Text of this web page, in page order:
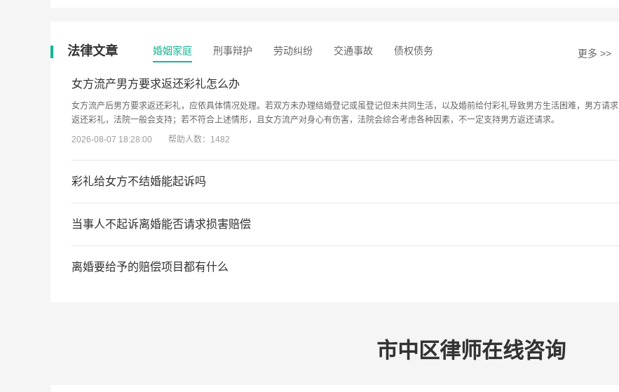
法律文章 婚姻家庭 刑事辩护 劳动纠纷 交通事故 债权债务 更多 >>
女方流产男方要求返还彩礼怎么办
女方流产后男方要求返还彩礼，应依具体情况处理。若双方未办理结婚登记或虽登记但未共同生活，以及婚前给付彩礼导致男方生活困难，男方请求
返还彩礼，法院一般会支持；若不符合上述情形，且女方流产对身心有伤害，法院会综合考虑各种因素，不一定支持男方返还请求。
2026-08-07 18:28:00
帮助人数：1482
彩礼给女方不结婚能起诉吗
若男方给女方彩礼但最终未结婚，男方能起诉。根据法律规定，双方未办理结婚登记手续，当事人请求返还按照习俗给付的彩礼，法院应予以支持。
因此，若男方给付彩礼后双方未结婚却产生彩礼纠纷，可通过起诉来维护自身合法权益。
当事人不起诉离婚能否请求损害赔偿
一般情况下，当事人不起诉离婚而单独请求损害赔偿，法院不予受理。不过，在婚姻关系存续期间，若一方有隐藏、转移、变卖、毁损、挥霍夫妻共
同财产等严重损害夫妻共同财产利益的行为，或一方负有法定扶养义务的人患重大疾病需要医治，另一方不同意支付相关医疗费用，当事人可不起诉
离婚请求分割共同财产，但并非直接的损害赔偿。
离婚要给予的赔偿项目都有什么
市中区律师在线咨询